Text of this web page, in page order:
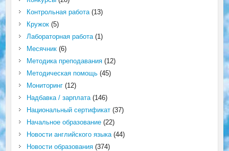
Контрольная работа(13)
Кружок(5)
Лабораторная работа(1)
Месячник(6)
Методика преподавания(12)
Методическая помощь(45)
Мониторинг(12)
Надбавка / зарплата(146)
Национальный сертификат(37)
Начальное образование(22)
Новости английского языка(44)
Новости образования(374)